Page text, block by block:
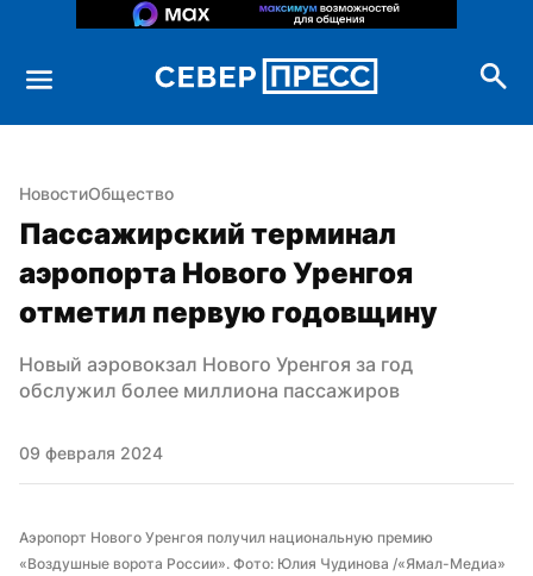
НовостиОбщество
Пассажирский терминал
аэропорта Нового Уренгоя
отметил первую годовщину
Новый аэровокзал Нового Уренгоя за год
обслужил более миллиона пассажиров
09 февраля 2024
Аэропорт Нового Уренгоя получил национальную премию
«Воздушные ворота России». Фото: Юлия Чудинова /«Ямал-Медиа»